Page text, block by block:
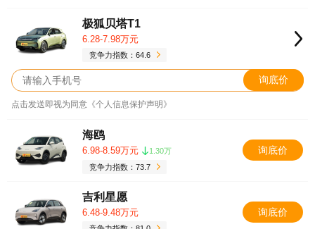
极狐贝塔T1
6.28-7.98万元
竞争力指数：64.6
询底价
点击发送即视为同意《个人信息保护声明》
海鸥
6.98-8.59万元
1.30万
竞争力指数：73.7
询底价
吉利星愿
6.48-9.48万元 询底价